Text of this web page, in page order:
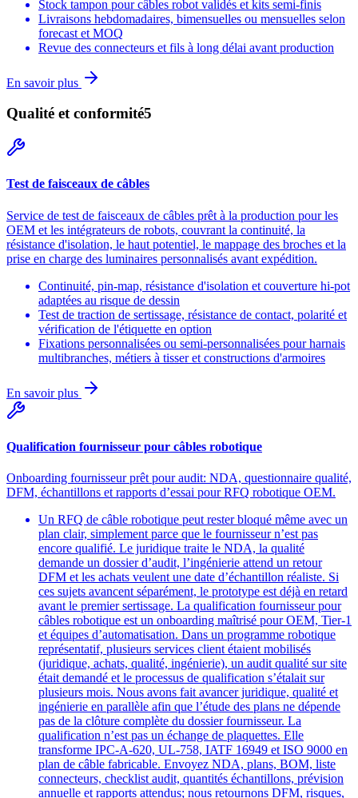
Stock tampon pour câbles robot validés et kits semi-finis
Livraisons hebdomadaires, bimensuelles ou mensuelles selon
forecast et MOQ
Revue des connecteurs et fils à long délai avant production
En savoir plus
Qualité et conformité5
Test de faisceaux de câbles
Service de test de faisceaux de câbles prêt à la production pour les
OEM et les intégrateurs de robots, couvrant la continuité, la
résistance d'isolation, le haut potentiel, le mappage des broches et la
prise en charge des luminaires personnalisés avant expédition.
Continuité, pin-map, résistance d'isolation et couverture hi-pot
adaptées au risque de dessin
Test de traction de sertissage, résistance de contact, polarité et
vérification de l'étiquette en option
Fixations personnalisées ou semi-personnalisées pour harnais
multibranches, métiers à tisser et constructions d'armoires
En savoir plus
Qualification fournisseur pour câbles robotique
Onboarding fournisseur prêt pour audit: NDA, questionnaire qualité,
DFM, échantillons et rapports d’essai pour RFQ robotique OEM.
Un RFQ de câble robotique peut rester bloqué même avec un
plan clair, simplement parce que le fournisseur n’est pas
encore qualifié. Le juridique traite le NDA, la qualité
demande un dossier d’audit, l’ingénierie attend un retour
DFM et les achats veulent une date d’échantillon réaliste. Si
ces sujets avancent séparément, le prototype est déjà en retard
avant le premier sertissage. La qualification fournisseur pour
câbles robotique est un onboarding maîtrisé pour OEM, Tier-1
et équipes d’automatisation. Dans un programme robotique
représentatif, plusieurs services client étaient mobilisés
(juridique, achats, qualité, ingénierie), un audit qualité sur site
était demandé et le processus de qualification s’étalait sur
plusieurs mois. Nous avons fait avancer juridique, qualité et
ingénierie en parallèle afin que l’étude des plans ne dépende
pas de la clôture complète du dossier fournisseur. La
qualification n’est pas un échange de plaquettes. Elle
transforme IPC-A-620, UL-758, IATF 16949 et ISO 9000 en
plan de câble fabricable. Envoyez NDA, plans, BOM, liste
connecteurs, checklist audit, quantités échantillons, prévision
annuelle et rapports attendus; nous retournons DFM, risques,